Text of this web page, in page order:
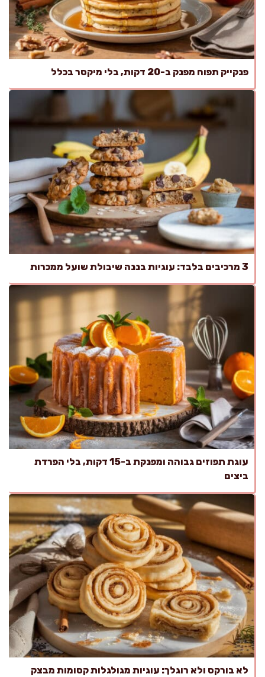
פנקייק תפוח מפנק ב-20 דקות, בלי מיקסר בכלל
3 מרכיבים בלבד: עוגיות בננה שיבולת שועל ממכרות
עוגת תפוזים גבוהה ומפנקת ב-15 דקות, בלי הפרדת
ביצים
לא בורקס ולא רוגלך: עוגיות מגולגלות קסומות מבצק